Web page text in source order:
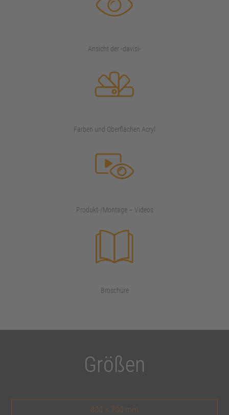
Ansicht der -davisi-
Farben und Oberflächen Acryl
Produkt-/Montage – Videos
Broschüre
Größen
800 × 700 mm